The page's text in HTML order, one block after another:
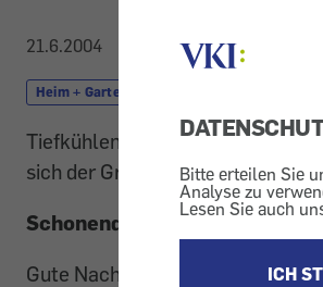
Bitte erteilen Sie
Analyse zu
Lesen Sie auch
ICH
21.6.2004
Heim + Garten
Tiefkühlen ist aus mehreren
sich der Griff in die
Schonend für alle
Gute Nachrichten für